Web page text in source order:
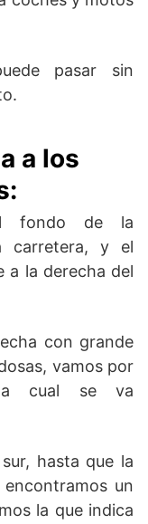
pasar sin
a los
fondo de la
carretera, y el
a la derecha del
con grande
vamos por
cual se va
hasta que la
un
la que indica